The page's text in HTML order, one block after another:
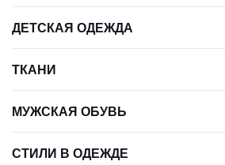
ДЕТСКАЯ ОДЕЖДА
ТКАНИ
МУЖСКАЯ ОБУВЬ
СТИЛИ В ОДЕЖДЕ